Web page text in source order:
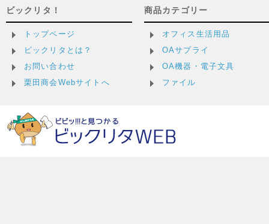
ビックリタ！
トップページ
ビックリタとは？
お問い合わせ
栗田商会Webサイトへ
商品カテゴリー
オフィス生活用品
OAサプライ
OA機器・電子文具
ファイル